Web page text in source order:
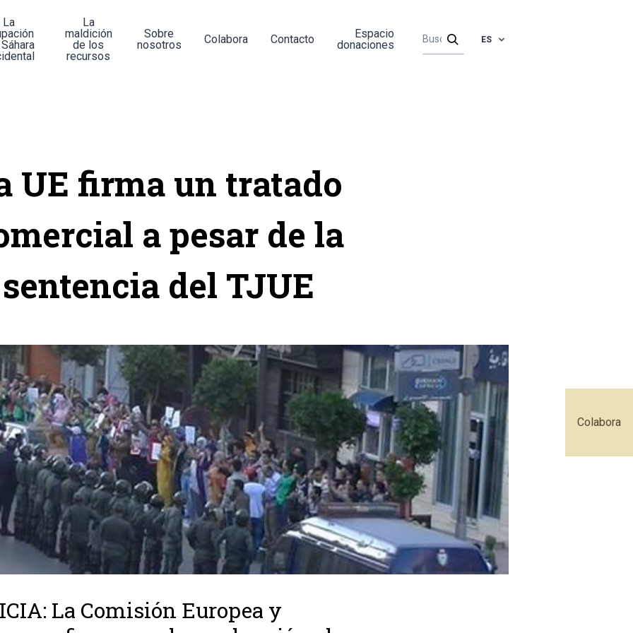
Colabora
La
La
maldición
de los
recursos
Sobre
nosotros
Colabora Contacto
Espacio
donaciones
ES
UE firma un tratado
a pesar de la
sentencia del TJUE
La Comisión Europea y